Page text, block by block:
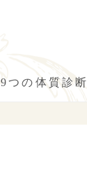
9つの体質診断